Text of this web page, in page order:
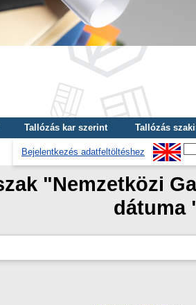
Tallózás kar szerint Tallózás
Bejelentkezés adatfeltöltéshez
"Nemzetközi
dátuma